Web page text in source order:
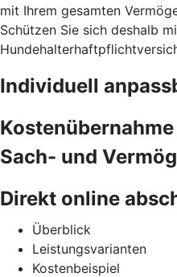
mit Ihrem gesamten
Schützen Sie sich deshalb
Individuell
Sach- und
Direkt online
Überblick
Leistungsvarianten
Kostenbeispiel